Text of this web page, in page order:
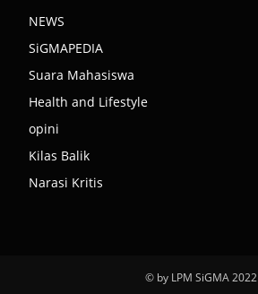
NEWS
SiGMAPEDIA
Suara Mahasiswa
Health and Lifestyle
opini
Kilas Balik
Narasi Kritis
© by LPM SiGMA 2022